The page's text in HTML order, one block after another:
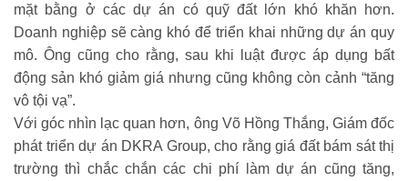
mặt bằng ở các dự án có quỹ đất lớn khó khăn hơn.
Doanh nghiệp sẽ càng khó để triển khai những dự án quy
mô. Ông cũng cho rằng, sau khi luật được áp dụng bất
động sản khó giảm giá nhưng cũng không còn cảnh “tăng
vô tội vạ”.
Với góc nhìn lạc quan hơn, ông Võ Hồng Thắng, Giám đốc
phát triển dự án DKRA Group, cho rằng giá đất bám sát thị
trường thì chắc chắn các chi phí làm dự án cũng tăng,